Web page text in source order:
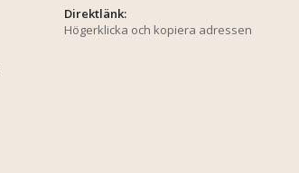
Direktlänk:
Högerklicka och kopiera adressen